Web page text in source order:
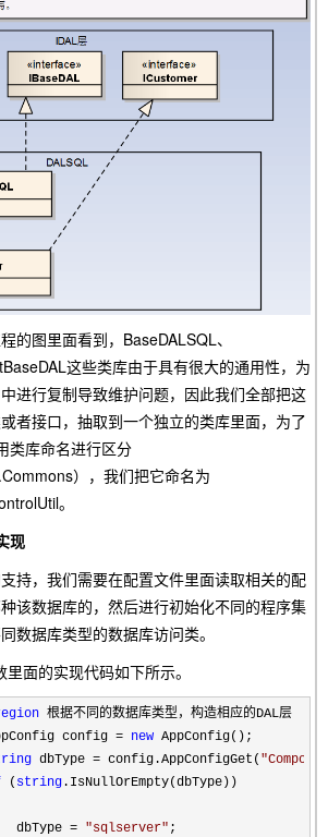
的图里面看到，BaseDALSQL、
这些类库由于具有很大的通用性，为
进行复制导致维护问题，因此我们全部把这
者接口，抽取到一个独立的类库里面，为了
类库命名进行区分
），我们把它命名为
。
现
持，我们需要在配置文件里面读取相关的配
该数据库的，然后进行初始化不同的程序集
数据库类型的数据库访问类。
面的实现代码如下所示。
根据不同的数据库类型，构造相应的DAL层
config
= new AppConfig();
dbType = config.AppConfigGet( "
( string .IsNullOrEmpty(dbType))
dbType
= "sqlserver" ;